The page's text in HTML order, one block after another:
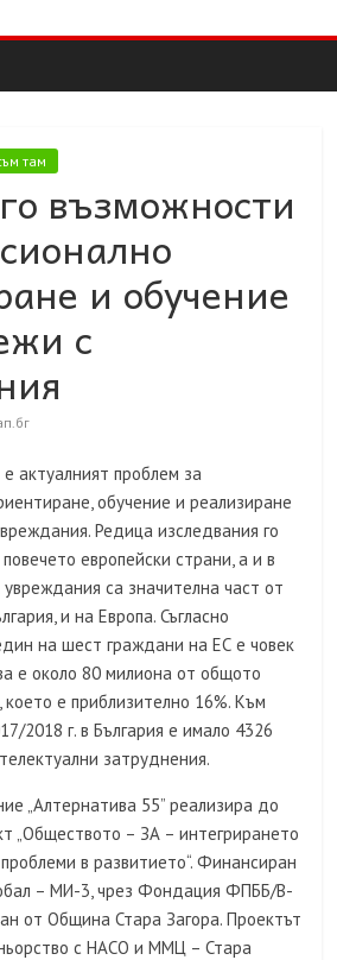
там
възможности
и обучение
с
актуалният проблем за
обучение и реализиране
Редица изследвания го
европейски страни, а и в
увреждания са значителна част от
и на Европа. Съгласно
на шест граждани на ЕС е човек
е около 80 милиона от общото
е приблизително 16%. Към
2018 г. в България е имало 4326
затруднения.
„Алтернатива 55” реализира до
„Обществото – ЗА – интегрирането
в развитието“. Финансиран
– МИ-3, чрез Фондация ФПББ/B-
от Община Стара Загора. Проектът
с НАСО и ММЦ – Стара